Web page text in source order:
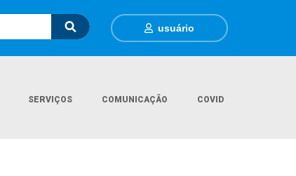
usuário
SERVIÇOS COMUNICAÇÃO COVID